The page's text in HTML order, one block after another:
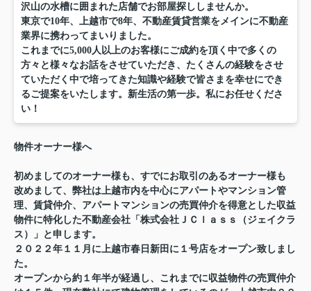
沢山の水槽に囲まれた店舗でお部屋探ししませんか。
東京で10年、上越市で8年、不動産賃貸営業をメインに不動産
業界に携わってまいりました。
これまでに5,000人以上のお客様にご成約を頂く中で多くの
方々と様々なお話をさせていただき、たくさんの経験をさせ
ていただく中で培ってきた知識や経験で皆さまを幸せにでき
るご提案をいたします。新生活の第一歩。私にお任せくださ
い！
物件オーナー様へ
初めましてのオーナー様も、すでにお取引のあるオーナー様も
改めまして、弊社は上越市内を中心にアパートやマンション管
理、賃貸仲介、アパートマンションの売買仲介を得意とした収益
物件に特化した不動産会社「株式会社ＪＣｌａｓｓ（ジェイクラ
ス）」と申します。
２０２２年１１月に上越市春日新田に１号店をオープン致しまし
た。
オープンから約１年半が経過し、これまでに収益物件の売買仲介